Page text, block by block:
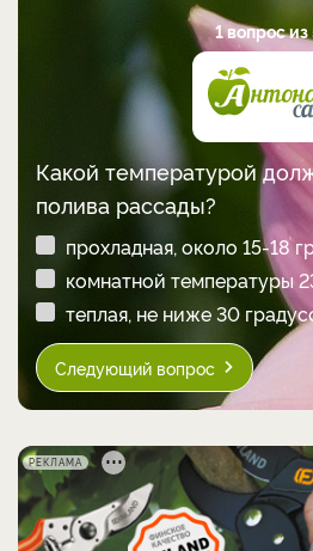
1 вопрос из
Какой температурой
полива рассады?
прохладная, около 15-18
комнатной температуры
теплая, не ниже 30
Следующий вопрос
РЕКЛАМА